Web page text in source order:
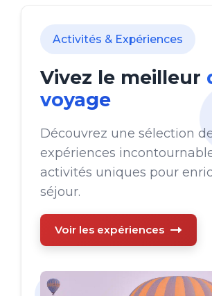
Activités & Expériences
Vivez le meilleur
voyage
Découvrez une sélection
expériences
activités uniques pour
séjour.
Voir les expériences